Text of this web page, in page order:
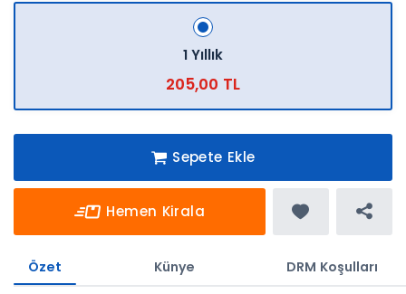
1 Yıllık
205,00 TL
Sepete Ekle
Hemen Kirala
Özet Künye DRM Koşulları